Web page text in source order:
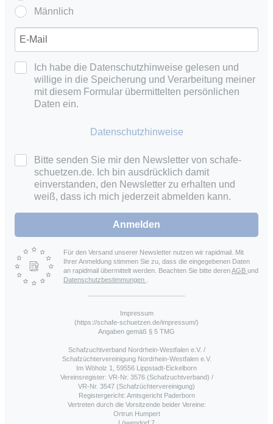
Männlich
Ich habe die Datenschutzhinweise gelesen und
willige in die Speicherung und Verarbeitung meiner
mit diesem Formular übermittelten persönlichen
Daten ein.
Datenschutzhinweise
Bitte senden Sie mir den Newsletter von schafe-
schuetzen.de. Ich bin ausdrücklich damit
einverstanden, den Newsletter zu erhalten und
weiß, dass ich mich jederzeit abmelden kann.
Anmelden
Für den Versand unserer Newsletter nutzen wir rapidmail. Mit
Ihrer Anmeldung stimmen Sie zu, dass die eingegebenen Daten
an rapidmail übermittelt werden. Beachten Sie bitte derenAGB und
Datenschutzbestimmungen
Impressum
(https://schafe-schuetzen.de/impressum/)
Angaben gemäß § 5 TMG
Schafzuchtverband Nordrhein-Westfalen e.V. /
Schafzüchtervereinigung Nordrhein-Westfalen e.V.
Im Wöholz 1, 59556 Lippstadt-Eickelborn
Vereinsregister: VR-Nr. 3576 (Schafzuchtverband) /
VR-Nr. 3547 (Schafzüchtervereinigung)
Registergericht: Amtsgericht Paderborn
Vertreten durch die Vorsitzende beider Vereine:
Ortrun Humpert